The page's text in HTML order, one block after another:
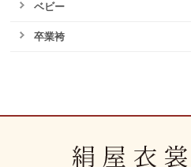
ベビー
卒業袴